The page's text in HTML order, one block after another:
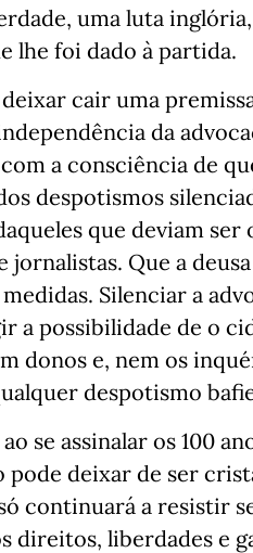
uma luta
lhe foi dado à partida.
cair uma
da
a consciência de
despotismos
que deviam ser
Que a deusa
Silenciar a
a possibilidade de o
donos e, nem os
despotismo
se assinalar os 100
pode deixar de ser
continuará a resistir
direitos, liberdades e